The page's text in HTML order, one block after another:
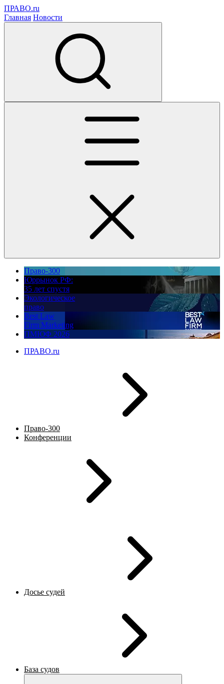
ПРАВО.ru
Главная Новости
Право-300
Юррынок РФ:
35 лет спустя
Экологическое
право
Best Law
Firm Marketing
ПМЮФ 2026
ПРАВО.ru
Право-300
Конференции
Досье судей
База судов